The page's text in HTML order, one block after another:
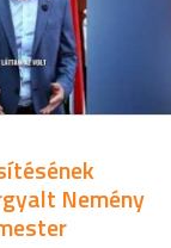
Nemény